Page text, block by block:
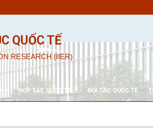
QUỐC TẾ
RESEARCH (IIER)
HỢP TÁC QUỐC TẾ ĐỐI TÁC QUỐC TẾ